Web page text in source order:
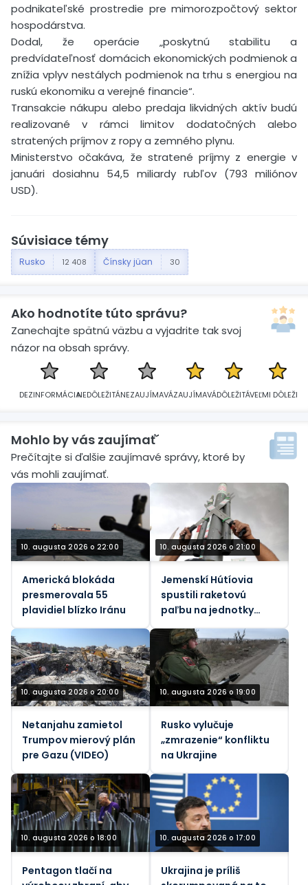
podnikateľské prostredie pre mimorozpočtový sektor
hospodárstva.
Dodal, že operácie „poskytnú stabilitu a
predvídateľnosť domácich ekonomických podmienok a
znížia vplyv nestálych podmienok na trhu s energiou na
ruskú ekonomiku a verejné financie“.
Transakcie nákupu alebo predaja likvidných aktív budú
realizované v rámci limitov dodatočných alebo
stratených príjmov z ropy a zemného plynu.
Ministerstvo očakáva, že stratené príjmy z energie v
januári dosiahnu 54,5 miliardy rubľov (793 miliónov
USD).
Súvisiace témy
Rusko 12 408 Čínsky jüan 30
Ako hodnotíte túto správu?
Zanechajte spätnú väzbu a vyjadrite tak svoj
názor na obsah správy.
DEZINFORMÁCIANEDÔLEŽITÁNEZAUJÍMAVÁZAUJÍMAVÁDÔLEŽITÁVEĽMI DÔLEŽITÁ
Mohlo by vás zaujímať´
Prečítajte si ďalšie zaujímavé správy, ktoré by
vás mohli zaujímať.
10. augusta 2026 o 22:00
Americká blokáda
presmerovala 55
plavidiel blízko Iránu
10. augusta 2026 o 21:00
Jemenskí Hútíovia
spustili raketovú
paľbu na jednotky
Saudskou Arábiou
(VIDEÁ)
10. augusta 2026 o 20:00
Netanjahu zamietol
Trumpov mierový plán
pre Gazu (VIDEO)
10. augusta 2026 o 19:00
Rusko vylučuje
„zmrazenie“ konfliktu
na Ukrajine
10. augusta 2026 o 18:00
Pentagon tlačí na
10. augusta 2026 o 17:00
Ukrajina je príliš